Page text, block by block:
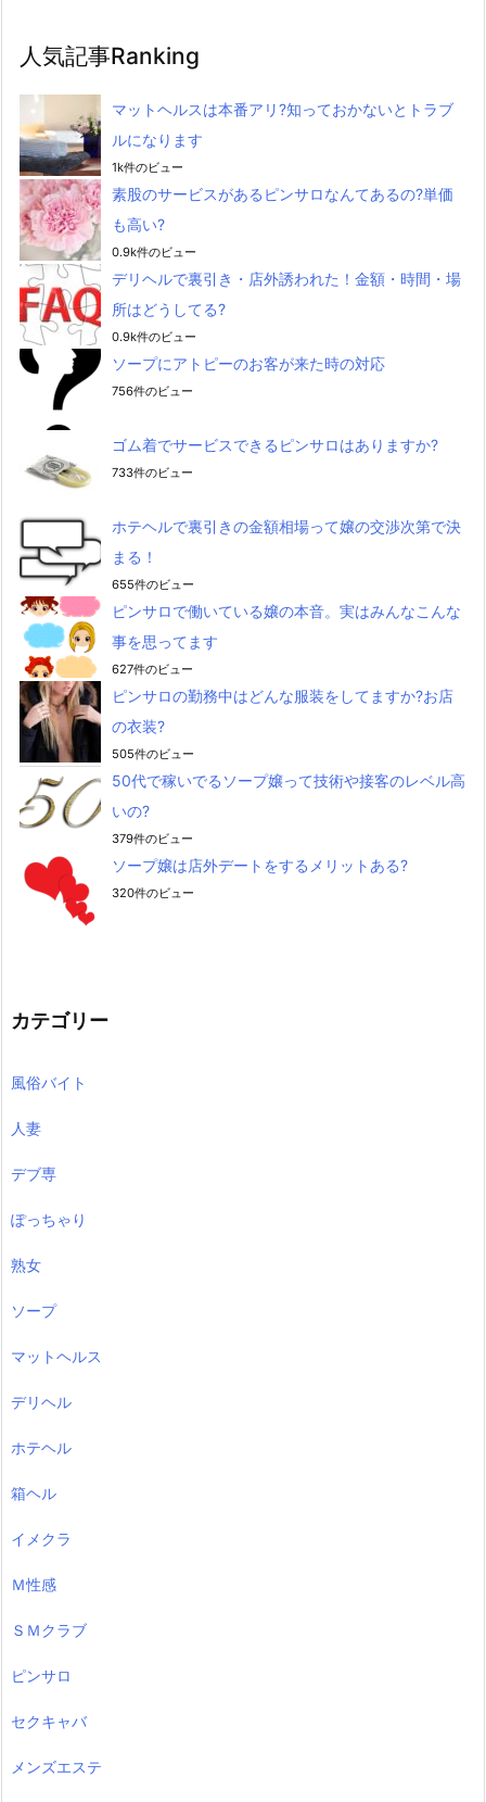
人気記事Ranking
マットヘルスは本番アリ?知っておかないとトラブ
ルになります
1k件のビュー
素股のサービスがあるピンサロなんてあるの?単価
も高い?
0.9k件のビュー
デリヘルで裏引き・店外誘われた！金額・時間・場
所はどうしてる?
0.9k件のビュー
ソープにアトピーのお客が来た時の対応
756件のビュー
ゴム着でサービスできるピンサロはありますか?
733件のビュー
ホテヘルで裏引きの金額相場って嬢の交渉次第で決
まる！
655件のビュー
ピンサロで働いている嬢の本音。実はみんなこんな
事を思ってます
627件のビュー
ピンサロの勤務中はどんな服装をしてますか?お店
の衣装?
505件のビュー
50代で稼いでるソープ嬢って技術や接客のレベル高
いの?
379件のビュー
ソープ嬢は店外デートをするメリットある?
320件のビュー
カテゴリー
風俗バイト
人妻
デブ専
ぽっちゃり
熟女
ソープ
マットヘルス
デリヘル
ホテヘル
箱ヘル
イメクラ
Ｍ性感
ＳＭクラブ
ピンサロ
セクキャバ
メンズエステ